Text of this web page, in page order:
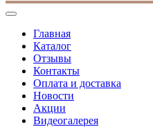
Главная
Каталог
Отзывы
Контакты
Оплата и доставка
Новости
Акции
Видеогалерея